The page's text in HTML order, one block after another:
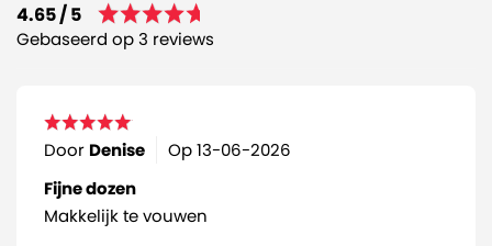
4.65 / 5
Gebaseerd op 3 reviews
Door Denise Op13-06-2026
Fijne dozen
Makkelijk te vouwen